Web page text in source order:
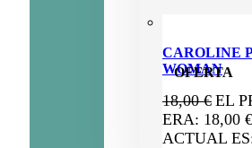
OFERTA
CAROLINE
WOMAN
18,00€ EL
ERA: 18,00
ACTUAL